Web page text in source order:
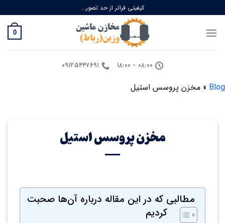
to
content
کیفیتی فراتر از حد تصور...
0
۰۸:۰۰ - ۱۸:۰۰ ۰۹۱۲۵۴۴۷۶۹۱
Blog
» مخزن پروسس استیل
مخزن پروسس استیل
مطالبی که در این مقاله درباره آن‌ها صحبت
کردیم